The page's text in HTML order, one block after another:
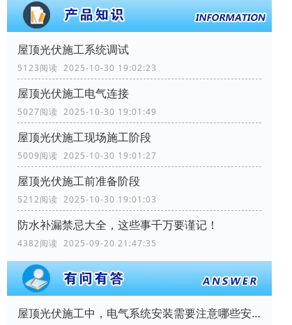
屋顶光伏施工系统调试
5123阅读 2025-10-30 19:02:23
屋顶光伏施工电气连接
5027阅读 2025-10-30 19:01:49
屋顶光伏施工现场施工阶段
5009阅读 2025-10-30 19:01:27
屋顶光伏施工前准备阶段
5212阅读 2025-10-30 19:01:03
防水补漏禁忌大全，这些事千万要谨记！
4382阅读 2025-09-20 21:47:35
屋顶光伏施工中，电气系统安装需要注意哪些安全问题？